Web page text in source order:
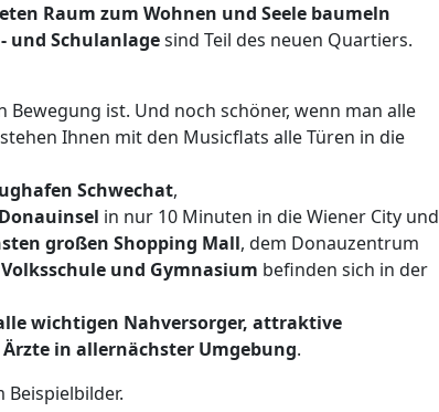
Raum zum Wohnen und Seele baumeln
und Schulanlagesind Teil des neuen Quartiers.
Bewegung ist. Und noch schöner, wenn man alle
Ihnen mit den Musicflats alle Türen in die
Schwechat,
in nur 10 Minuten in die Wiener City und
großen Shopping Mall, dem Donauzentrum
und Gymnasium befinden sich in der
wichtigen Nahversorger, attraktive
in allernächster Umgebung.
Beispielbilder.